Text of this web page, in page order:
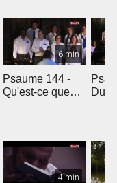
6 min
Psaume 144 -
Qu'est-ce que
Du
4 min